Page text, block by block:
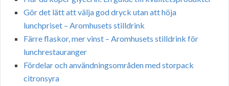
Gör det lätt att välja god dryck utan att höja
lunchpriset – Aromhusets stilldrink
Färre flaskor, mer vinst – Aromhusets stilldrink för
lunchrestauranger
Fördelar och användningsområden med storpack
citronsyra